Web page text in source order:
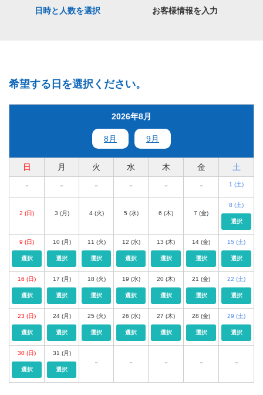
日時と人数を選択 お客様情報を入力
希望する日を選択ください。
2026年8月
8月 9月
日 月 火 水 木 金 土
－ － － － － － 1 (土)
2 (日) 3 (月) 4 (火) 5 (水) 6 (木) 7 (金)
8 (土)
選択
9 (日)
選択
10 (月)
選択
11 (火)
選択
12 (水)
選択
13 (木)
選択
14 (金)
選択
15 (土)
選択
16 (日)
選択
17 (月)
選択
18 (火)
選択
19 (水)
選択
20 (木)
選択
21 (金)
選択
22 (土)
選択
23 (日)
選択
24 (月)
選択
25 (火)
選択
26 (水)
選択
27 (木)
選択
28 (金)
選択
29 (土)
選択
30 (日)
選択
31 (月)
選択
－ － － － －